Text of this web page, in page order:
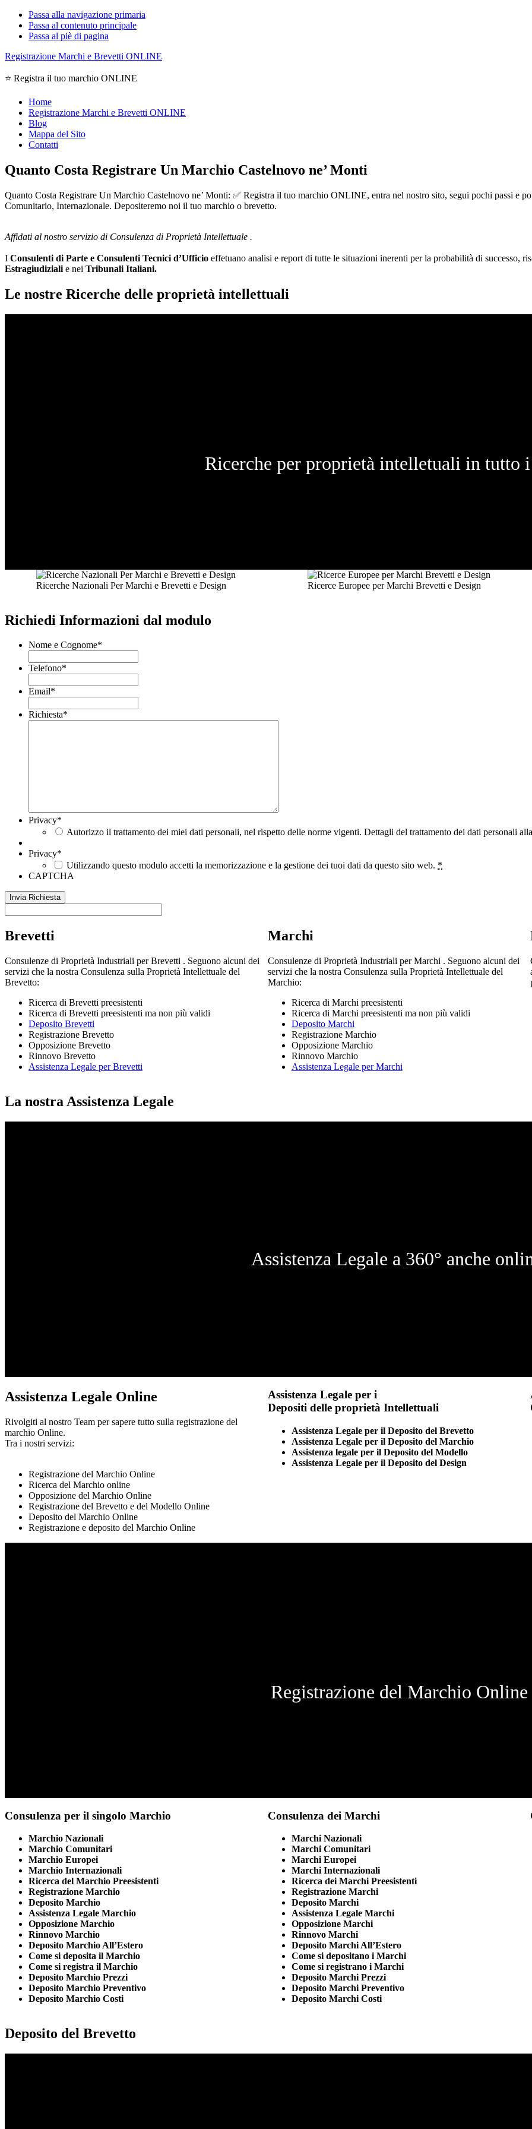
Passa alla navigazione primaria
Passa al contenuto principale
Passa al piè di pagina
Registrazione Marchi e Brevetti ONLINE
⭐ Registra il tuo marchio ONLINE
Home
Registrazione Marchi e Brevetti ONLINE
Blog
Mappa del Sito
Contatti
Quanto Costa Registrare Un Marchio Castelnovo ne’ Monti
Quanto Costa Registrare Un Marchio Castelnovo ne’ Monti: ✅ Registra il tuo marchio ONLINE, entra nel nostro sito, segui pochi passi e
Comunitario, Internazionale. Depositeremo noi il tuo marchio o brevetto.
Affidati al nostro servizio di Consulenza di Proprietà Intellettuale .
I Consulenti di Parte e Consulenti Tecnici d’Ufficio effetuano analisi e report di tutte le situazioni inerenti per la probabilità di successo,
Estragiudiziali e nei Tribunali Italiani.
Le nostre Ricerche delle proprietà intellettuali
Ricerche per proprietà intelletuali in tutto
Ricerche Nazionali Per Marchi e Brevetti e Design Ricerce Europee per Marchi Brevetti e Design
Richiedi Informazioni dal modulo
Nome e Cognome*
Telefono*
Email*
Richiesta*
Privacy*
Autorizzo il trattamento dei miei dati personali, nel rispetto delle norme vigenti. Dettagli del trattamento dei dati personali
Privacy*
Utilizzando questo modulo accetti la memorizzazione e la gestione dei tuoi dati da questo sito web. *
CAPTCHA
Brevetti
Consulenze di Proprietà Industriali per Brevetti . Seguono alcuni dei
servizi che la nostra Consulenza sulla Proprietà Intellettuale del
Brevetto:
Ricerca di Brevetti preesistenti
Ricerca di Brevetti preesistenti ma non più validi
Deposito Brevetti
Registrazione Brevetto
Opposizione Brevetto
Rinnovo Brevetto
Assistenza Legale per Brevetti
Marchi
Consulenze di Proprietà Industriali per Marchi . Seguono alcuni dei
servizi che la nostra Consulenza sulla Proprietà Intellettuale del
Marchio:
Ricerca di Marchi preesistenti
Ricerca di Marchi preesistenti ma non più validi
Deposito Marchi
Registrazione Marchio
Opposizione Marchio
Rinnovo Marchio
Assistenza Legale per Marchi
La nostra Assistenza Legale
Assistenza Legale a 360° anche
Assistenza Legale Online
Rivolgiti al nostro Team per sapere tutto sulla registrazione del
marchio Online.
Tra i nostri servizi:
Registrazione del Marchio Online
Ricerca del Marchio online
Opposizione del Marchio Online
Registrazione del Brevetto e del Modello Online
Deposito del Marchio Online
Registrazione e deposito del Marchio Online
Assistenza Legale per i
Depositi delle proprietà Intellettuali
Assistenza Legale per il Deposito del Brevetto
Assistenza Legale per il Deposito del Marchio
Assistenza legale per il Deposito del Modello
Assistenza Legale per il Deposito del Design
Registrazione del Marchio Online
Consulenza per il singolo Marchio
Marchio Nazionali
Marchio Comunitari
Marchio Europei
Marchio Internazionali
Ricerca del Marchio Preesistenti
Registrazione Marchio
Deposito Marchio
Assistenza Legale Marchio
Opposizione Marchio
Rinnovo Marchio
Deposito Marchio All’Estero
Come si deposita il Marchio
Come si registra il Marchio
Deposito Marchio Prezzi
Deposito Marchio Preventivo
Deposito Marchio Costi
Consulenza dei Marchi
Marchi Nazionali
Marchi Comunitari
Marchi Europei
Marchi Internazionali
Ricerca dei Marchi Preesistenti
Registrazione Marchi
Deposito Marchi
Assistenza Legale Marchi
Opposizione Marchi
Rinnovo Marchi
Deposito Marchi All’Estero
Come si depositano i Marchi
Come si registrano i Marchi
Deposito Marchi Prezzi
Deposito Marchi Preventivo
Deposito Marchi Costi
Deposito del Brevetto